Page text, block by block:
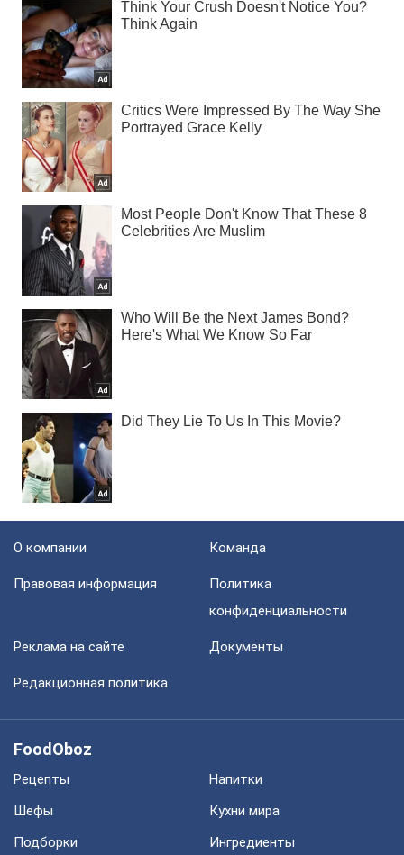
О компании Команда
Правовая информация
Политика
конфиденциальности
Реклама на сайте Документы
Редакционная политика
FoodOboz
Рецепты
Напитки
Шефы
Кухни мира
Подборки
Ингредиенты